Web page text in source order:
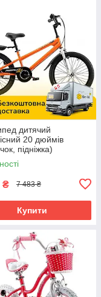
дитячий
20 дюймів
підніжка)
Freestyle RB20B-6
₴ 7 483 ₴
Купити